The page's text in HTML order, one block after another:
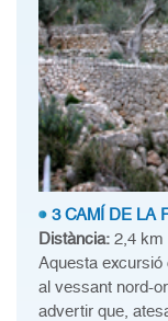
3 CAMÍ DE LA
Distància: 2,4 km
Aquesta excursió
al vessant nord-
advertir que,